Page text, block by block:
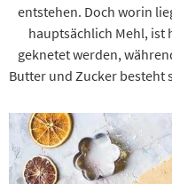
entstehen. Doch worin
hauptsächlich Mehl, ist
geknetet werden,
Butter und Zucker besteht